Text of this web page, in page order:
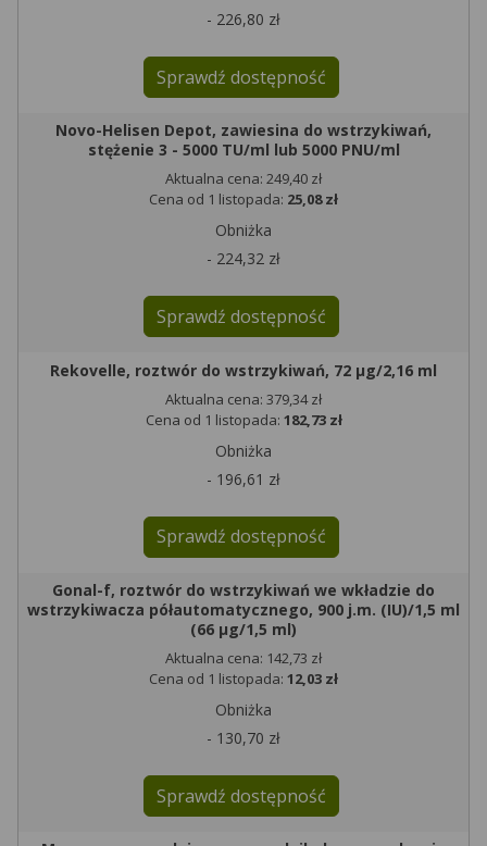
- 226,80 zł
Sprawdź dostępność
Novo-Helisen Depot, zawiesina do wstrzykiwań,
stężenie 3 - 5000 TU/ml lub 5000 PNU/ml
Aktualna cena: 249,40 zł
Cena od 1 listopada: 25,08 zł
Obniżka
- 224,32 zł
Sprawdź dostępność
Rekovelle, roztwór do wstrzykiwań, 72 µg/2,16 ml
Aktualna cena: 379,34 zł
Cena od 1 listopada: 182,73 zł
Obniżka
- 196,61 zł
Sprawdź dostępność
Gonal-f, roztwór do wstrzykiwań we wkładzie do
wstrzykiwacza półautomatycznego, 900 j.m. (IU)/1,5 ml
(66 µg/1,5 ml)
Aktualna cena: 142,73 zł
Cena od 1 listopada: 12,03 zł
Obniżka
- 130,70 zł
Sprawdź dostępność